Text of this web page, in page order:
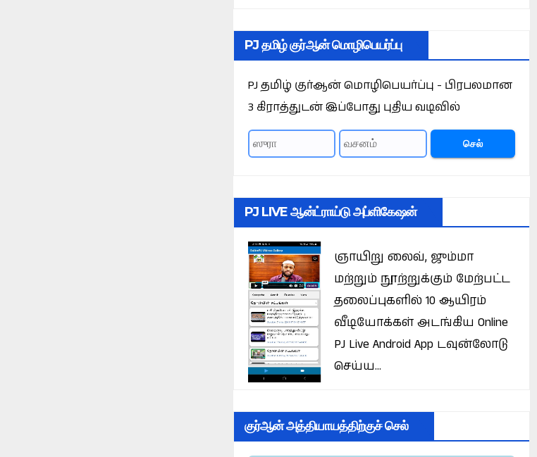
PJ தமிழ் குர்ஆன் மொழிபெயர்ப்பு
PJ தமிழ் குர்ஆன் மொழிபெயர்ப்பு - பிரபலமான
3 கிராத்துடன் இப்போது புதிய வடிவில்
செல்
PJ LIVE ஆன்ட்ராய்டு அப்ளிகேஷன்
ஞாயிறு லைவ், ஜும்மா
மற்றும் நூற்றுக்கும் மேற்பட்ட
தலைப்புகளில் 10 ஆயிரம்
வீடியோக்கள் அடங்கிய Online
PJ Live Android App டவுன்லோடு
செய்ய...
குர்ஆன் அத்தியாயத்திற்குச் செல்